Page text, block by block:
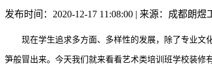
发布时间：2020-12-17 11:08:00 | 来源：成都朗
现在学生追求多方面、多样性的发展，除了专业文
笋般冒出来。今天我们就来看看艺术类培训班学校装修